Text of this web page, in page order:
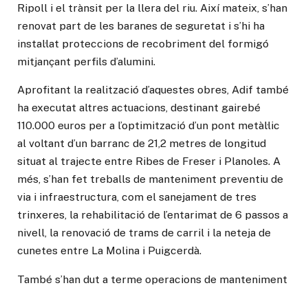
Ripoll i el trànsit per la llera del riu. Així mateix, s’han
renovat part de les baranes de seguretat i s’hi ha
instal·lat proteccions de recobriment del formigó
mitjançant perfils d’alumini.
Aprofitant la realització d’aquestes obres, Adif també
ha executat altres actuacions, destinant gairebé
110.000 euros per a l’optimització d’un pont metàl·lic
al voltant d’un barranc de 21,2 metres de longitud
situat al trajecte entre Ribes de Freser i Planoles. A
més, s’han fet treballs de manteniment preventiu de
via i infraestructura, com el sanejament de tres
trinxeres, la rehabilitació de l’entarimat de 6 passos a
nivell, la renovació de trams de carril i la neteja de
cunetes entre La Molina i Puigcerdà.
També s’han dut a terme operacions de manteniment